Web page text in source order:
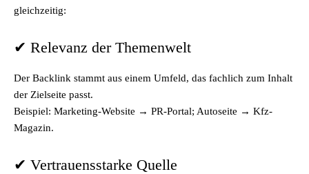
gleichzeitig:
✔ Relevanz der Themenwelt
Der Backlink stammt aus einem Umfeld, das fachlich zum Inhalt
der Zielseite passt.
Beispiel: Marketing-Website → PR-Portal; Autoseite → Kfz-
Magazin.
✔ Vertrauensstarke Quelle